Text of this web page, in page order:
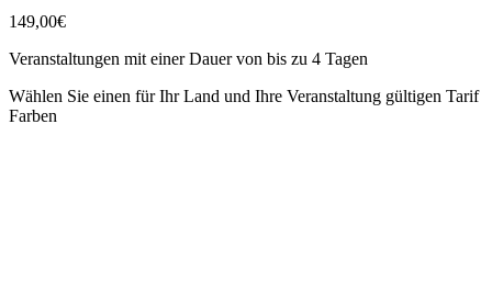
149,00€
Veranstaltungen mit einer Dauer von bis zu 4 Tagen
Wählen Sie einen für Ihr Land und Ihre Veranstaltung gültigen Tarif
Farben